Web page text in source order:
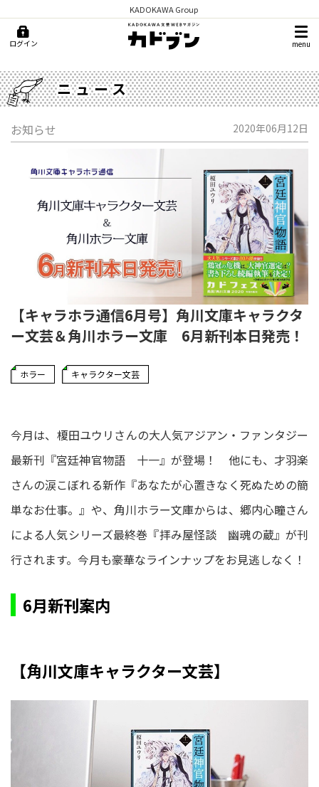
KADOKAWA Group
ログイン menu
ニュース
お知らせ 2020年06月12日
【キャラホラ通信6月号】角川文庫キャラクタ
ー文芸＆角川ホラー文庫 6月新刊本日発売！
ホラー キャラクター文芸
今月は、榎田ユウリさんの大人気アジアン・ファンタジー
最新刊『宮廷神官物語 十一』が登場！ 他にも、才羽楽
さんの涙こぼれる新作『あなたが心置きなく死ぬための簡
単なお仕事。』や、角川ホラー文庫からは、郷内心瞳さん
による人気シリーズ最終巻『拝み屋怪談 幽魂の蔵』が刊
行されます。今月も豪華なラインナップをお見逃しなく！
6月新刊案内
【角川文庫キャラクター文芸】